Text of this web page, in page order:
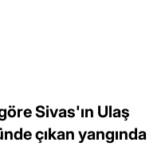
Sivas'ın Ulaş
çıkan yangında